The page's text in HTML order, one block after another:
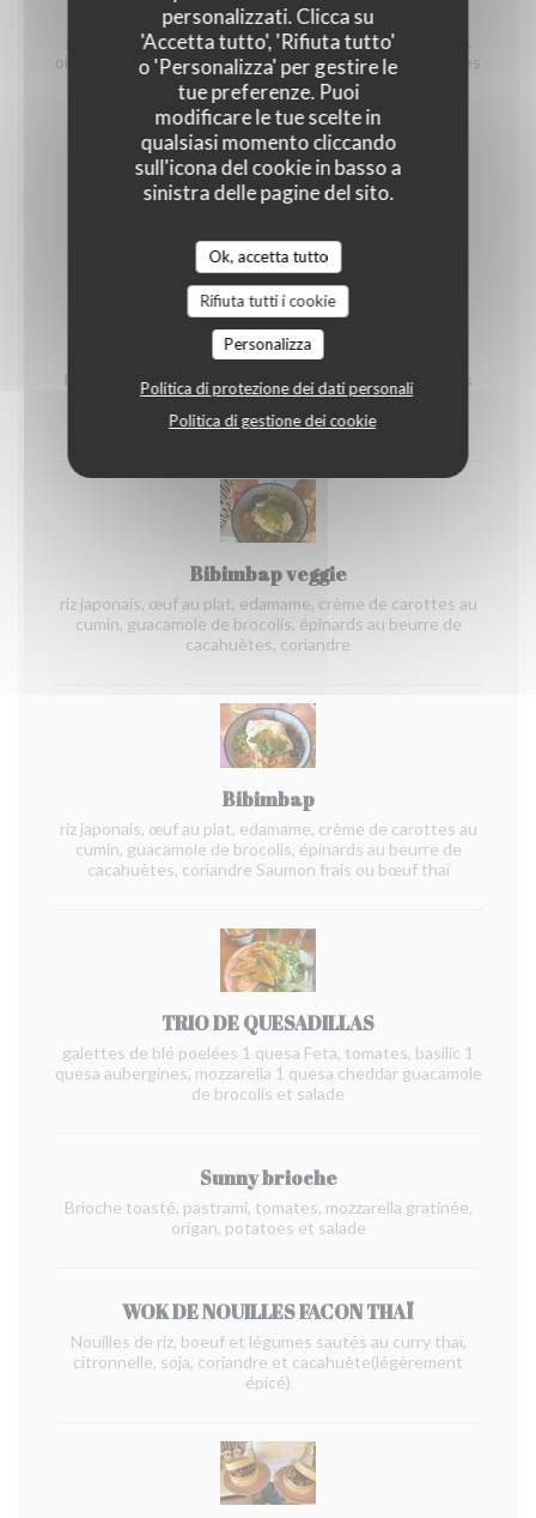
personalizzati. Clicca su
'Accetta tutto', 'Rifiuta tutto'
o 'Personalizza' per gestire le
tue preferenze. Puoi
modificare le tue scelte in
qualsiasi momento cliccando
sull'icona del cookie in basso a
sinistra delle pagine del sito.
Ok, accetta tutto
Rifiuta tutti i cookie
Personalizza
Politica di protezione dei dati personali
Politica di gestione dei cookie
burger veggie
pain brioché, steak veggie, cheddar veritable, tomates,
oignons caramélisés, avocat, salade et pommes grenailles
Pain de mie toasté, bœuf fumé, véritable cheddar,
oignons confits, emmental, salade
Wok de Nouilles Thaï
Nouilles de blé, émincées de boeuf et légumes marinés
au soja, citronnelle, gingembre, coriandre et éclats de
cacahuètes
Bibimbap veggie
riz japonais, œuf au plat, edamame, crème de carottes au
cumin, guacamole de brocolis, épinards au beurre de
cacahuètes, coriandre
Bibimbap
riz japonais, œuf au plat, edamame, crème de carottes au
cumin, guacamole de brocolis, épinards au beurre de
cacahuètes, coriandre Saumon frais ou bœuf thaï
TRIO DE QUESADILLAS
galettes de blé poelées 1 quesa Feta, tomates, basilic 1
quesa aubergines, mozzarella 1 quesa cheddar guacamole
de brocolis et salade
Sunny brioche
Brioche toasté, pastrami, tomates, mozzarella gratinée,
origan, potatoes et salade
WOK DE NOUILLES FACON THAÏ
Nouilles de riz, boeuf et légumes sautés au curry thaï,
citronnelle, soja, coriandre et cacahuète(légèrement
épicé)